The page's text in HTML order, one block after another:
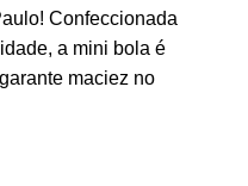
Confeccionada
a mini bola é
maciez no